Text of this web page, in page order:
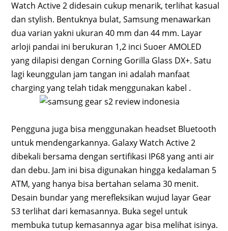
Watch Active 2 didesain cukup menarik, terlihat kasual
dan stylish. Bentuknya bulat, Samsung menawarkan
dua varian yakni ukuran 40 mm dan 44 mm. Layar
arloji pandai ini berukuran 1,2 inci Suoer AMOLED
yang dilapisi dengan Corning Gorilla Glass DX+. Satu
lagi keunggulan jam tangan ini adalah manfaat
charging yang telah tidak menggunakan kabel .
Pengguna juga bisa menggunakan headset Bluetooth
untuk mendengarkannya. Galaxy Watch Active 2
dibekali bersama dengan sertifikasi IP68 yang anti air
dan debu. Jam ini bisa digunakan hingga kedalaman 5
ATM, yang hanya bisa bertahan selama 30 menit.
Desain bundar yang merefleksikan wujud layar Gear
S3 terlihat dari kemasannya. Buka segel untuk
membuka tutup kemasannya agar bisa melihat isinya.